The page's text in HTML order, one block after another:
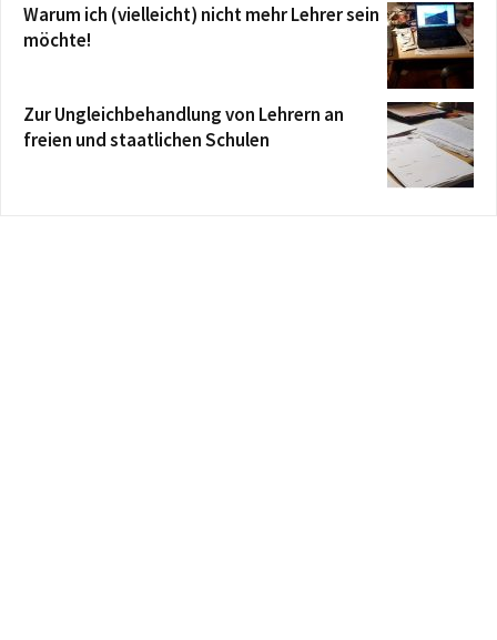
Warum ich (vielleicht) nicht mehr Lehrer sein
möchte!
Zur Ungleichbehandlung von Lehrern an
freien und staatlichen Schulen